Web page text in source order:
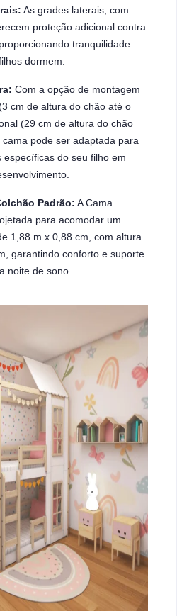
As grades laterais, com
proteção adicional contra
tranquilidade
dormem.
Com a opção de montagem
cm de altura do chão até o
(29 cm de altura do chão
pode ser adaptada para
do seu filho em
Padrão: A Cama
para acomodar um
1,88 m x 0,88 cm, com altura
garantindo conforto e suporte
noite de sono.